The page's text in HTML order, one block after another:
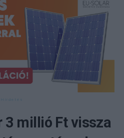
3 millió Ft vissza